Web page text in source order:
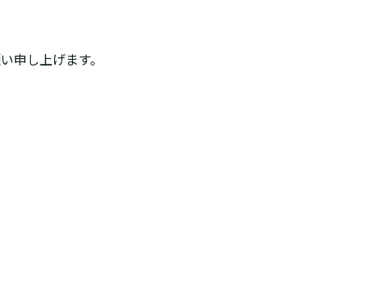
申し上げます。